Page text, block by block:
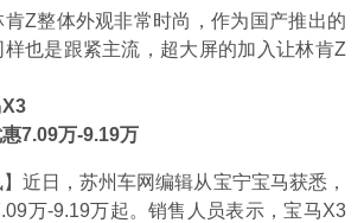
整体外观非常时尚，作为国产推出的
也是跟紧主流，超大屏的加入让林肯Z
7.09万-9.19万
日，苏州车网编辑从宝宁宝马获悉，
万-9.19万起。销售人员表示，宝马X3